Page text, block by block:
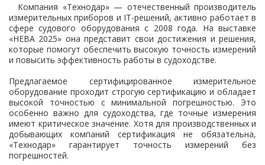
Компания «Технодар» — отечественный производитель
измерительных приборов и IT-решений, активно работает в
сфере судового оборудования с 2008 года. На выставке
«НЕВА 2025» она представит свои достижения и решения,
которые помогут обеспечить высокую точность измерений
и повысить эффективность работы в судоходстве.
Предлагаемое сертифицированное измерительное
оборудование проходит строгую сертификацию и обладает
высокой точностью с минимальной погрешностью. Это
особенно важно для судоходства, где точные измерения
имеют критическое значение. Хотя для производственных и
добывающих компаний сертификация не обязательна,
«Технодар» гарантирует точность измерений без
погрешностей.